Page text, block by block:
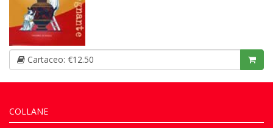
Cartaceo: €12.50
COLLANE